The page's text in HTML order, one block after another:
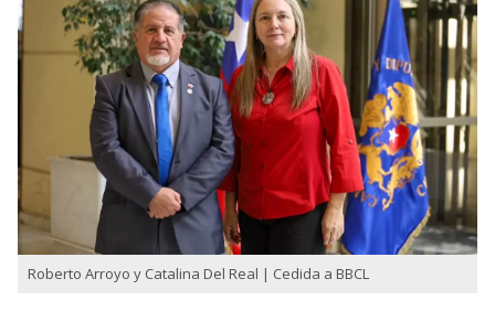
Roberto Arroyo y Catalina Del Real | Cedida a BBCL